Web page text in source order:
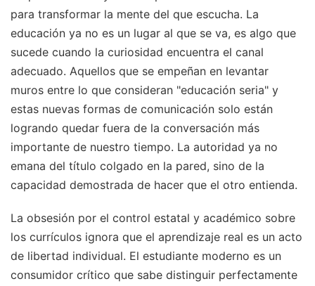
para transformar la mente del que escucha. La
educación ya no es un lugar al que se va, es algo que
sucede cuando la curiosidad encuentra el canal
adecuado. Aquellos que se empeñan en levantar
muros entre lo que consideran "educación seria" y
estas nuevas formas de comunicación solo están
logrando quedar fuera de la conversación más
importante de nuestro tiempo. La autoridad ya no
emana del título colgado en la pared, sino de la
capacidad demostrada de hacer que el otro entienda.
La obsesión por el control estatal y académico sobre
los currículos ignora que el aprendizaje real es un acto
de libertad individual. El estudiante moderno es un
consumidor crítico que sabe distinguir perfectamente